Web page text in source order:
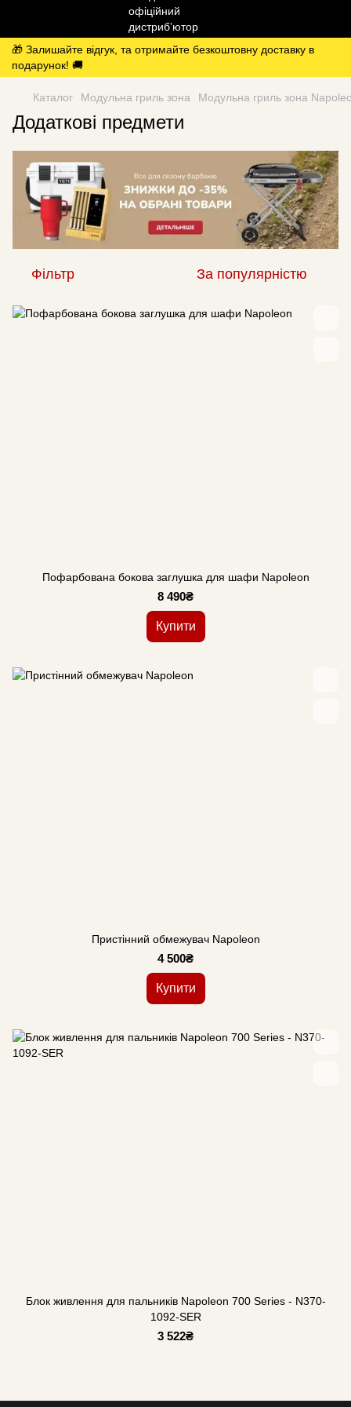
🎁 Залишайте відгук, та отримайте безкоштовну доставку в
подарунок! 🚚
Каталог Модульна гриль зона Модульна гриль зона
Додаткові предмети
Фільтр За популярністю
Пофарбована бокова заглушка для шафи Napoleon
8 490₴
Купити
Пристінний обмежувач Napoleon
4 500₴
Купити
Блок живлення для пальників Napoleon 700 Series - N370-
1092-SER
3 522₴